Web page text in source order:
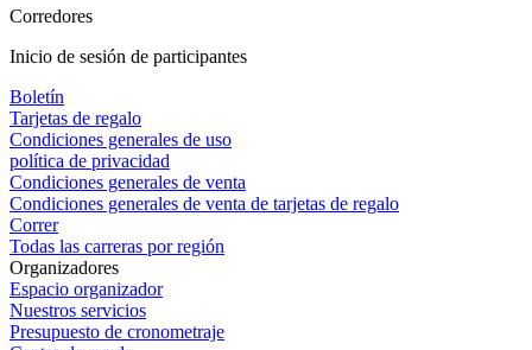
Corredores
Inicio de sesión de participantes
Boletín
Tarjetas de regalo
Condiciones generales de uso
política de privacidad
Condiciones generales de venta
Condiciones generales de venta de tarjetas de regalo
Correr
Todas las carreras por región
Organizadores
Espacio organizador
Nuestros servicios
Presupuesto de cronometraje